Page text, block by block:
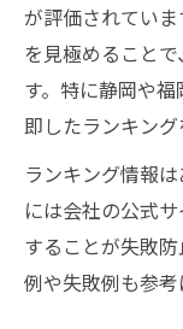
が評価されてい
を見極めること
す。特に静岡や
即したランキング
ランキング情報
には会社の公式
することが失敗
例や失敗例も参考